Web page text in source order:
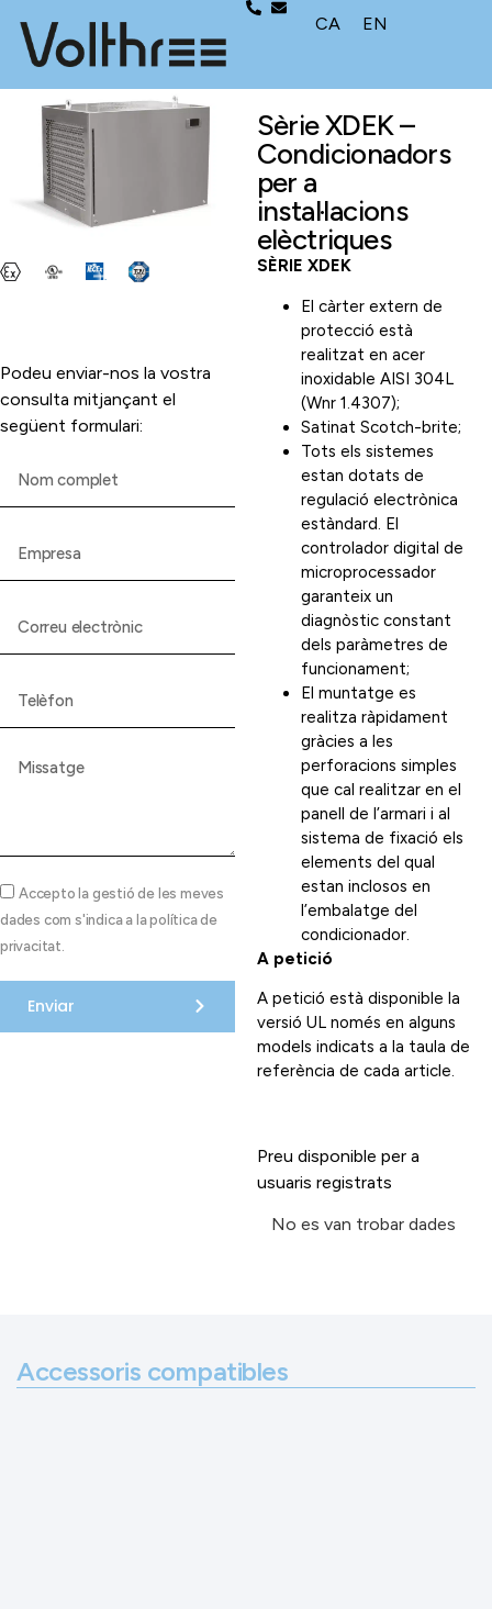
CA EN
Podeu enviar-nos la vostra
consulta mitjançant el
següent formulari:
Accepto la gestió de les meves
dades com s'indica a la política de
privacitat.
Enviar
Sèrie XDEK –
Condicionadors
per a
instal·lacions
elèctriques
SÈRIE XDEK
El càrter extern de
protecció està
realitzat en acer
inoxidable AISI 304L
(Wnr 1.4307);
Satinat Scotch-brite;
Tots els sistemes
estan dotats de
regulació electrònica
estàndard. El
controlador digital de
microprocessador
garanteix un
diagnòstic constant
dels paràmetres de
funcionament;
El muntatge es
realitza ràpidament
gràcies a les
perforacions simples
que cal realitzar en el
panell de l’armari i al
sistema de fixació els
elements del qual
estan inclosos en
l’embalatge del
condicionador.
A petició
A petició està disponible la
versió UL només en alguns
models indicats a la taula de
referència de cada article.
Preu disponible per a
usuaris registrats
No es van trobar dades
Accessoris compatibles